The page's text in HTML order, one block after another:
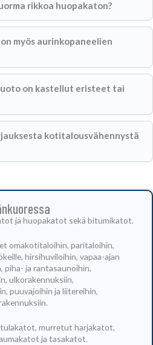
rikkoa huopakaton?
myös aurinkopaneelien
on kastellut eristeet tai
kotitalousvähennystä
ja huopakatot sekä bitumikatot.
omakotitaloihin, paritaloihin,
hirsihuviloihin, vapaa-ajan
piha- ja rantasaunoihin,
ulkorakennuksiin,
puuvajoihin ja liitereihin,
murretut harjakatot,
ja tasakatot.